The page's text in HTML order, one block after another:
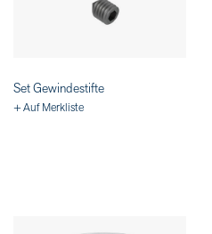
Set Gewindestifte
+ Auf Merkliste